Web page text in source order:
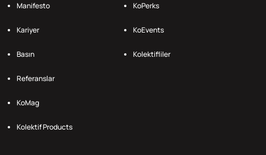
Manifesto
Kariyer
Basın
Referanslar
KoMag
Kolektif Products
KoPerks
KoEvents
Kolektifliler